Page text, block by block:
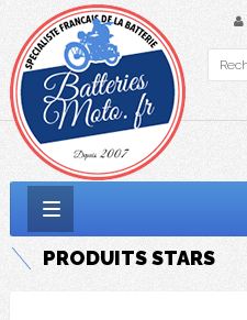
la
PRODUITSSTARS